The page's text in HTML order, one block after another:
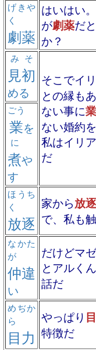
劇薬
げきや
く
はいはい
が劇薬だ
か？
見初
みそ
める
そこでイ
との縁も
ない事に
ない婚約
私はイリ
だ
業
ごう
を
煮
に
や
す
放逐
ほうち
く
家から放逐
で、私も
仲違
なかた
が
い
だけどマ
とアルく
話だ
目力
めぢか
ら
やっぱり
特徴だ